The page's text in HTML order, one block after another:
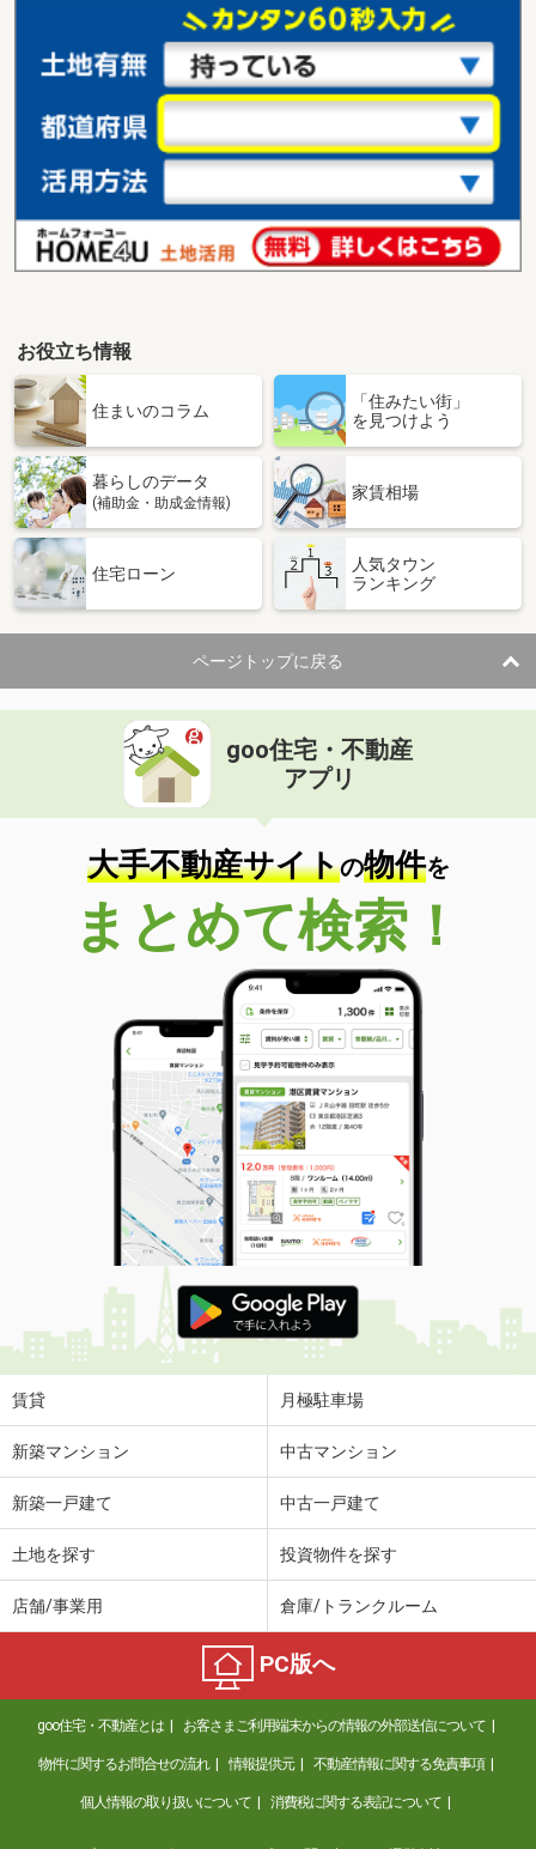
お役立ち情報
住まいのコラム
「住みたい街」
を見つけよう
暮らしのデータ
(補助金・助成金情報)
家賃相場
住宅ローン
人気タウン
ランキング
ページトップに戻る
goo住宅・不動産
アプリ
大手不動産サイトの物件を
まとめて検索！
賃貸 月極駐車場
新築マンション 中古マンション
新築一戸建て 中古一戸建て
土地を探す 投資物件を探す
店舗/事業用 倉庫/トランクルーム
PC版へ
goo住宅・不動産とは お客さまご利用端末からの情報の外部送信について
物件に関するお問合せの流れ 情報提供元 不動産情報に関する免責事項
個人情報の取り扱いについて 消費税に関する表記について